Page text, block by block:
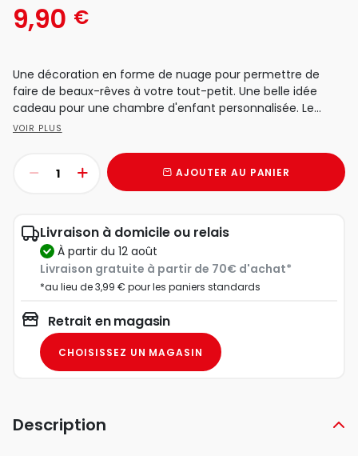
9,90 €
Une décoration en forme de nuage pour permettre de
faire de beaux-rêves à votre tout-petit. Une belle idée
cadeau pour une chambre d'enfant personnalisée. Le...
VOIR PLUS
AJOUTER AU PANIER
Livraison à domicile ou relais
à partir du 12 août
Livraison gratuite à partir de 70€ d'achat*
*au lieu de 3,99 € pour les paniers standards
Retrait en magasin
CHOISISSEZ UN MAGASIN
Description